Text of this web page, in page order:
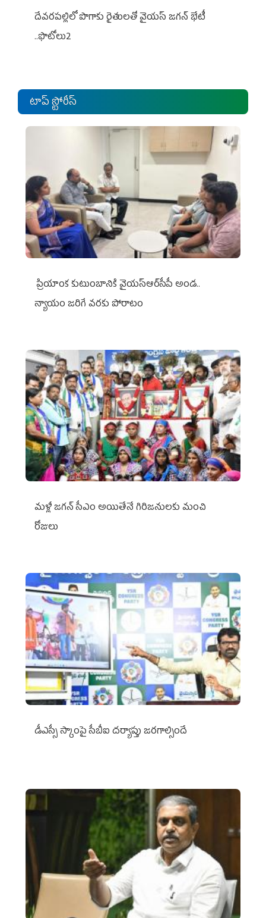
దేవరపల్లిలో పొగాకు రైతులతో వైయస్ జగన్ భేటీ
..ఫొటోలు2
టాప్ స్టోరీస్
ప్రియాంక కుటుంబానికి వైయ‌స్ఆర్‌సీపీ అండ..
న్యాయం జరిగే వరకు పోరాటం
మళ్లీ జగన్ సీఎం అయితేనే గిరిజనులకు మంచి
రోజులు
డీఎస్సీ స్కాంపై సీబీఐ దర్యాప్తు జరగాల్సిందే